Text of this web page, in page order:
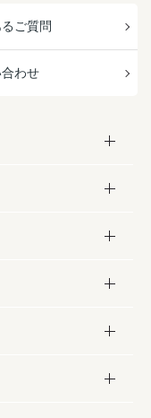
ご質問
わせ